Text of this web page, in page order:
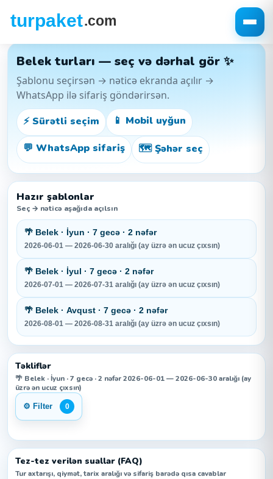
Belek turları — seç və dərhal gör ✨
Şablonu seçirsən → nəticə ekranda açılır →
WhatsApp ilə sifariş göndərirsən.
⚡ Sürətli seçim
📱 Mobil uyğun
💬 WhatsApp sifariş 🗺️ Şəhər seç
Hazır şablonlar
Seç → nəticə aşağıda açılsın
🌴 Belek · İyun · 7 gecə · 2 nəfər
2026-06-01 — 2026-06-30 aralığı (ay üzrə ən ucuz çıxsın)
🌴 Belek · İyul · 7 gecə · 2 nəfər
2026-07-01 — 2026-07-31 aralığı (ay üzrə ən ucuz çıxsın)
🌴 Belek · Avqust · 7 gecə · 2 nəfər
2026-08-01 — 2026-08-31 aralığı (ay üzrə ən ucuz çıxsın)
Təkliflər
🌴 Belek · İyun · 7 gecə · 2 nəfər 2026-06-01 — 2026-06-30 aralığı (ay
üzrə ən ucuz çıxsın)
⚙️ Filter 0
Tez-tez verilən suallar (FAQ)
Tur axtarışı, qiymət, tarix aralığı və sifariş barədə qısa cavablar